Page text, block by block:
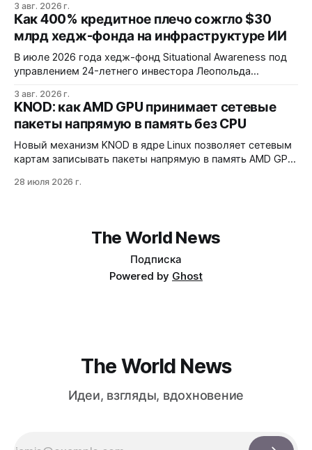
1M токенов. При типичной агентной нагрузке модель
обходится в $0,0096 за запуск против $0,7324 у Claude
Opus 4.8, но уступает в задачах с vision и comp…
3 авг. 2026 г.
Как 400% кредитное плечо сожгло $30
млрд хедж-фонда на инфраструктуре ИИ
В июле 2026 года хедж-фонд Situational Awareness под
управлением 24-летнего инвестора Леопольда
потеряв $30 млрд за месяц. Причина — маржин-коллы
на фоне падения акций чипов и облачных провайдеров,
купленных с плечом 400%.
3 авг. 2026 г.
KNOD: как AMD GPU принимает сетевые
пакеты напрямую в память без CPU
Новый механизм KNOD в ядре Linux позволяет сетевым
картам записывать пакеты напрямую в память AMD GPU
центральный процессор. Технология снижает задержки
28 июля 2026 г.
The World News
Подписка
Powered by Ghost
The World News
Идеи, взгляды, вдохновение